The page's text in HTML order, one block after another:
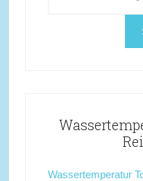
Wassertemperatur